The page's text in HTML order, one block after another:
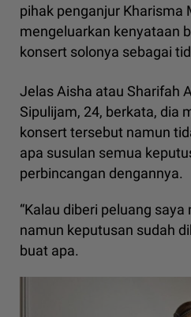
pihak penganjur Kharisma
mengeluarkan kenyataan
konsert solonya sebagai
Jelas Aisha atau Sharifah
Sipulijam, 24, berkata, dia
konsert tersebut namun
apa susulan semua
perbincangan dengannya.
“Kalau diberi peluang
namun keputusan sudah
buat apa.